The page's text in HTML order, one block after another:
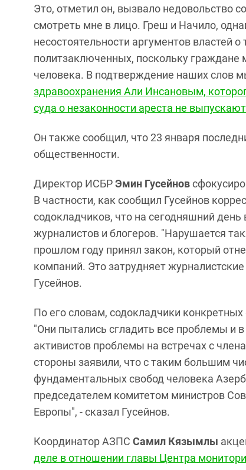
Это, отметил он, вызвало недовольство
смотреть мне в лицо. Греш и Начило,
несостоятельности аргументов властей
политзаключенных, поскольку граждане
человека. В подтверждение наших слов
здравоохранения Али Инсановым,
суда о незаконности ареста не
Он также сообщил, что 23 января
общественности.
Директор ИСБРЭмин Гусейнов
В частности, как сообщил Гусейнов
содокладчиков, что на сегодняшний
журналистов и блогеров. "Нарушается
прошлом году принял закон, который
компаний. Это затрудняет
Гусейнов.
По его словам, содокладчики
"Они пытались сгладить все проблемы и
активистов проблемы на встречах с
стороны заявили, что с таким большим
фундаментальных свобод человека
председателем комитетом министров
Европы", - сказал Гусейнов.
Координатор АЗПС Самил Кязымлы
деле в отношении главы Центра